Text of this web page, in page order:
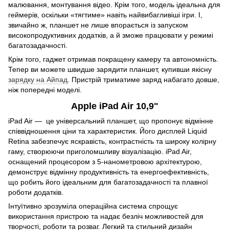
малювання, монтування відео. Крім того, модель ідеальна для
геймерів, оскільки «тягтиме» навіть найвибагливіші ігри. І,
звичайно ж, планшет не лише впорається із запуском
високопродуктивних додатків, а й зможе працювати у режимі
багатозадачності.
Крім того, гаджет отримав покращену камеру та автономність.
Тепер ви можете швидше зарядити планшет, купивши якісну
зарядку на Айпад. Пристрій триматиме заряд набагато довше,
ніж попередні моделі.
Apple iPad Air 10,9"
iPad Air — це універсальний планшет, що пропонує відмінне
співвідношення ціни та характеристик. Його дисплей Liquid
Retina забезпечує яскравість, контрастність та широку колірну
гаму, створюючи приголомшливу візуалізацію. iPad Air,
оснащений процесором з 5-нанометровою архітектурою,
демонструє відмінну продуктивність та енергоефективність,
що робить його ідеальним для багатозадачності та плавної
роботи додатків.
Інтуїтивно зрозуміла операційна система спрощує
використання пристрою та надає безліч можливостей для
творчості, роботи та розваг. Легкий та стильний дизайн